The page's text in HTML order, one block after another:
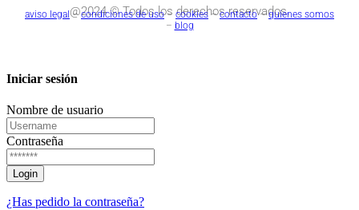
@2024 © Todos los derechos reservados.
aviso legal–condiciones de uso– cookies –contacto–quienes somos
– blog
Iniciar sesión
Nombre de usuario
Contraseña
¿Has pedido la contraseña?